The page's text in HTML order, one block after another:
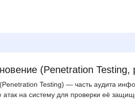
(Penetration Testing,
Testing) ― часть аудита
на систему для проверки её